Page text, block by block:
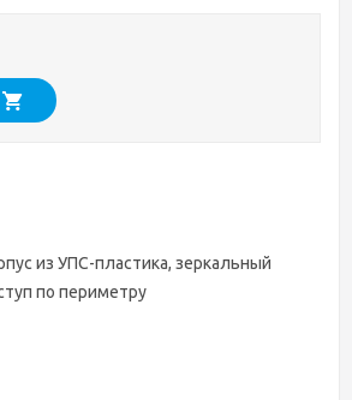
из УПС-пластика, зеркальный
по периметру